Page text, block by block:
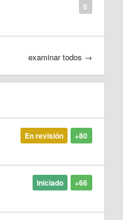
0
examinar todos →
+80
En revisión
+66
Iniciado